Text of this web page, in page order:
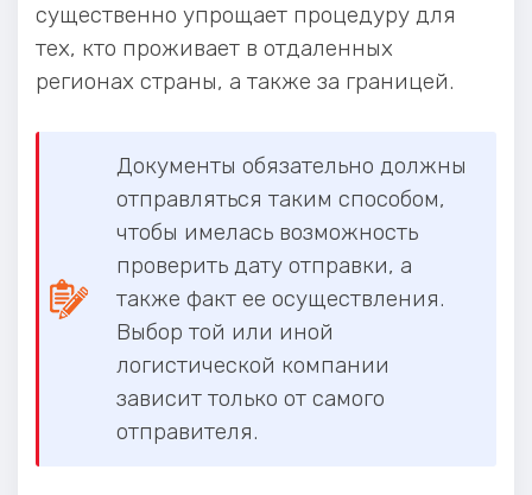
существенно упрощает процедуру для
тех, кто проживает в отдаленных
регионах страны, а также за границей.
Документы обязательно должны
отправляться таким способом,
чтобы имелась возможность
проверить дату отправки, а
также факт ее осуществления.
Выбор той или иной
логистической компании
зависит только от самого
отправителя.